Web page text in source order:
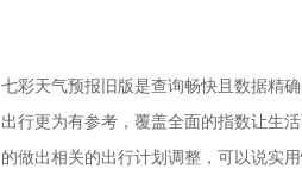
七彩天气预报旧版是查询畅快且数据精
出行更为有参考，覆盖全面的指数让生
的做出相关的出行计划调整，可以说实